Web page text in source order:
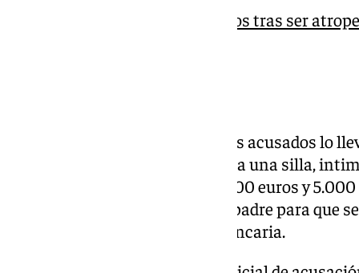
Muere un hombre de 44 años tras ser
Posteriormente, dice el fiscal, los acusados lo
sentaron y lo ataron con bridas a una silla,
diciéndole que les adeudaba 3.000 euros y
le obligaron a pedir dinero a su padre para que
darles los datos de su tarjeta bancaria.